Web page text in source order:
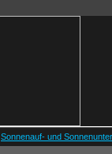
Sonnenauf- und